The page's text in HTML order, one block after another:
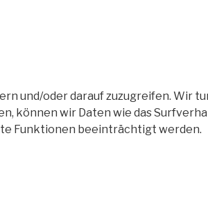
und/oder darauf zuzugreifen. Wir
können wir Daten wie das
Funktionen beeinträchtigt werden.